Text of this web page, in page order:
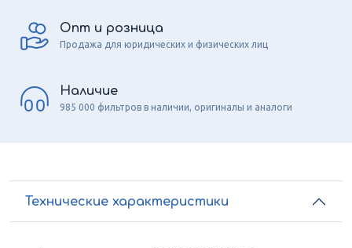
Опт и розница
Продажа для юридических и физических лиц
Наличие
985 000 фильтров в наличии, оригиналы и аналоги
Технические характеристики